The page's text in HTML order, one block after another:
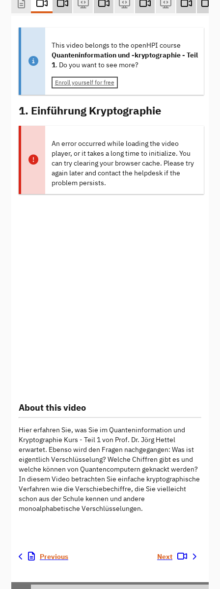
This video belongs to the openHPI course
Quanteninformation und -kryptographie - Teil
1. Do you want to see more?
Enroll yourself for free
1. Einführung Kryptographie
An error occurred while loading the video
player, or it takes a long time to initialize. You
can try clearing your browser cache. Please try
again later and contact the helpdesk if the
problem persists.
About this video
Hier erfahren Sie, was Sie im Quanteninformation und
Kryptographie Kurs - Teil 1 von Prof. Dr. Jörg Hettel
erwartet. Ebenso wird den Fragen nachgegangen: Was ist
eigentlich Verschlüsselung? Welche Chiffren gibt es und
welche können von Quantencomputern geknackt werden?
In diesem Video betrachten Sie einfache kryptographische
Verfahren wie die Verschiebechiffre, die Sie vielleicht
schon aus der Schule kennen und andere
monoalphabetische Verschlüsselungen.
Previous Next